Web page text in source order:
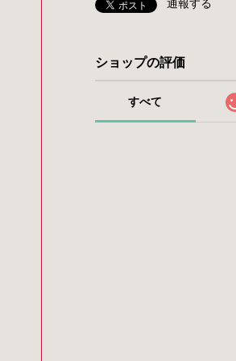
通報する
ショップの評価
すべて